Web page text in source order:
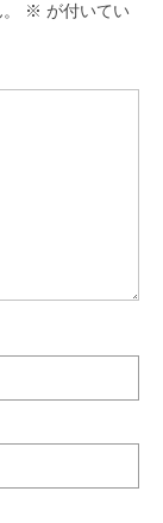
※ が付いてい